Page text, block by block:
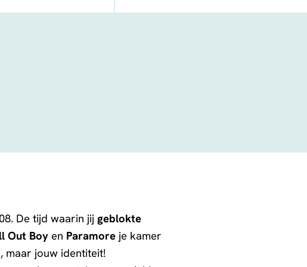
FACEBOOK
TELEGRAM
WHATSAPP
De tijd waarin jij geblokte
Out Boyen Paramoreje kamer
maar jouw identiteit!